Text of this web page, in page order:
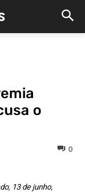
o
0
13 de junho,